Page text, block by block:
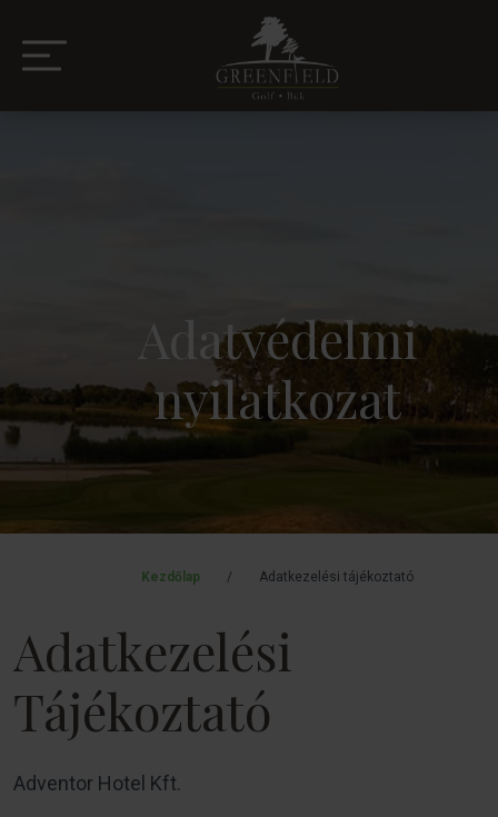
Adatvédelmi
nyilatkozat
Kezdőlap / Adatkezelési tájékoztató
Adatkezelési
Tájékoztató
Adventor Hotel Kft.